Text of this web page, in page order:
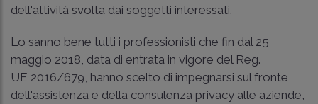
dell'attività svolta dai soggetti interessati.
Lo sanno bene tutti i professionisti che fin dal 25
maggio 2018, data di entrata in vigore del Reg.
UE 2016/679, hanno scelto di impegnarsi sul fronte
dell'assistenza e della consulenza privacy alle aziende,